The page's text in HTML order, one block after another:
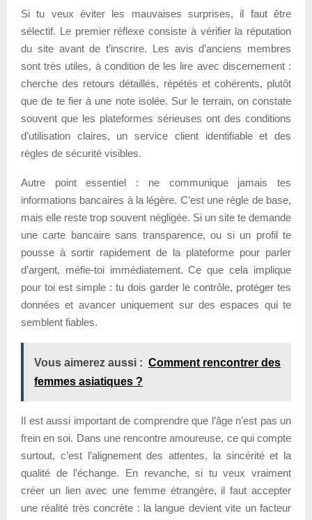
Si tu veux éviter les mauvaises surprises, il faut être
sélectif. Le premier réflexe consiste à vérifier la réputation
du site avant de t’inscrire. Les avis d’anciens membres
sont très utiles, à condition de les lire avec discernement :
cherche des retours détaillés, répétés et cohérents, plutôt
que de te fier à une note isolée. Sur le terrain, on constate
souvent que les plateformes sérieuses ont des conditions
d’utilisation claires, un service client identifiable et des
règles de sécurité visibles.
Autre point essentiel : ne communique jamais tes
informations bancaires à la légère. C’est une règle de base,
mais elle reste trop souvent négligée. Si un site te demande
une carte bancaire sans transparence, ou si un profil te
pousse à sortir rapidement de la plateforme pour parler
d’argent, méfie-toi immédiatement. Ce que cela implique
pour toi est simple : tu dois garder le contrôle, protéger tes
données et avancer uniquement sur des espaces qui te
semblent fiables.
Vous aimerez aussi : Comment rencontrer des
femmes asiatiques ?
Il est aussi important de comprendre que l’âge n’est pas un
frein en soi. Dans une rencontre amoureuse, ce qui compte
surtout, c’est l’alignement des attentes, la sincérité et la
qualité de l’échange. En revanche, si tu veux vraiment
créer un lien avec une femme étrangère, il faut accepter
une réalité très concrète : la langue devient vite un facteur